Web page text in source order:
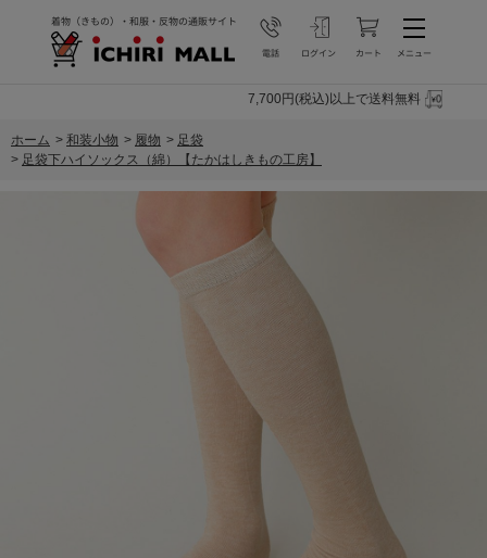
7,700円(税込)以上で送料無料
ホーム > 和装小物 > 履物 > 足袋
> 足袋下ハイソックス（綿）【たかはしきもの工房】